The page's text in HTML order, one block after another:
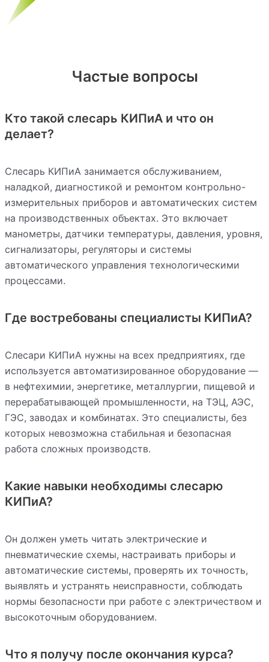
Частые вопросы
Кто такой слесарь КИПиА и что он
делает?
Слесарь КИПиА занимается обслуживанием,
наладкой, диагностикой и ремонтом контрольно-
измерительных приборов и автоматических систем
на производственных объектах. Это включает
манометры, датчики температуры, давления, уровня,
сигнализаторы, регуляторы и системы
автоматического управления технологическими
процессами.
Где востребованы специалисты КИПиА?
Слесари КИПиА нужны на всех предприятиях, где
используется автоматизированное оборудование —
в нефтехимии, энергетике, металлургии, пищевой и
перерабатывающей промышленности, на ТЭЦ, АЭС,
ГЭС, заводах и комбинатах. Это специалисты, без
которых невозможна стабильная и безопасная
работа сложных производств.
Какие навыки необходимы слесарю
КИПиА?
Он должен уметь читать электрические и
пневматические схемы, настраивать приборы и
автоматические системы, проверять их точность,
выявлять и устранять неисправности, соблюдать
нормы безопасности при работе с электричеством и
высокоточным оборудованием.
Что я получу после окончания курса?